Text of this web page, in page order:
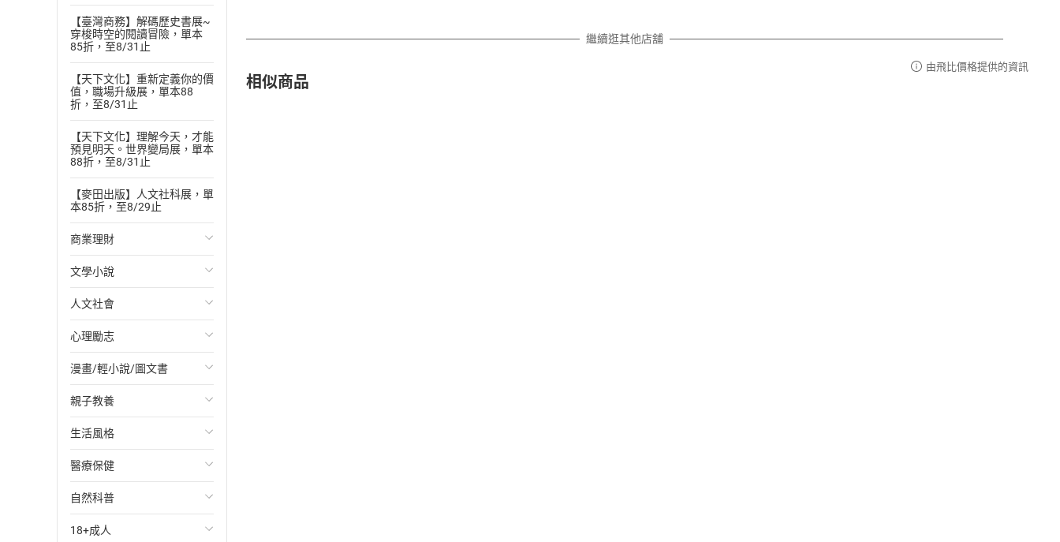
【臺灣商務】解碼歷史書展~
穿梭時空的閱讀冒險，單本
85折，至8/31止
【天下文化】重新定義你的價
值，職場升級展，單本88
折，至8/31止
【天下文化】理解今天，才能
預見明天。世界變局展，單本
88折，至8/31止
【麥田出版】人文社科展，單
本85折，至8/29止
商業理財
投資理財
經濟/趨勢
財務/金融
管理/領導
職場工作術
成功法
行銷/廣告
傳記
商務/商學
文學小說
歐美文學
日本文學
韓國文學
華文文學
經典文學
成長/家庭生活小說
懸疑/推理小說
科幻/奇幻小說
人文社會
國際關係
政治
社會科學
台灣/中國歷史
日/韓歷史
其他歷史/史學
法律
心理勵志
心靈成長/情緒
人際關係
兩性關係
心理學
漫畫/輕小說/圖文書
輕小說
奇幻/科幻
愛情故事
職場/社會寫實
懸疑/推理
親子教養
教育現場
兒童文學/故事
兒童科普/學習
育兒百科
生活風格
飲食/食譜
健身/美顏
運動/遊戲
醫療保健
健康/養生
常見疾病
自然科普
生物科學
18+成人
繼續逛其他店舖
相似商品
由飛比價格提供的資訊